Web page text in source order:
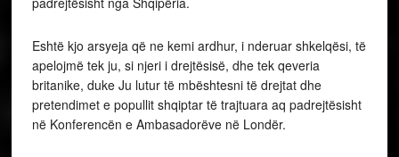
Eshtë kjo arsyeja që ne kemi ardhur, i nderuar shkelqësi, të
apelojmë tek ju, si njeri i drejtësisë, dhe tek qeveria
britanike, duke Ju lutur të mbështesni të drejtat dhe
pretendimet e popullit shqiptar të trajtuara aq padrejtësisht
në Konferencën e Ambasadorëve në Londër.